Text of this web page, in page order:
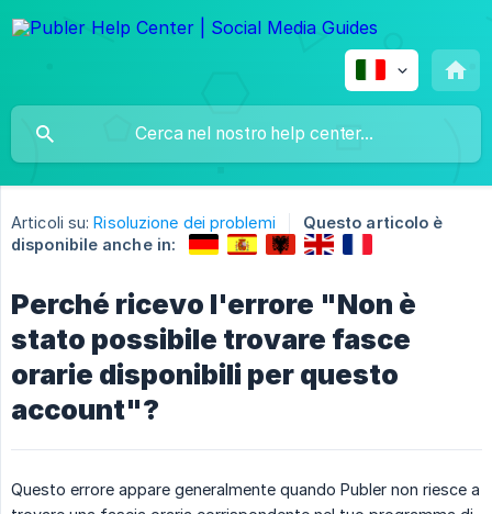
Articoli su: Risoluzione dei problemi
Questo articolo è
disponibile anche in:
Perché ricevo l'errore "Non è
stato possibile trovare fasce
orarie disponibili per questo
account"?
Questo errore appare generalmente quando Publer non riesce a